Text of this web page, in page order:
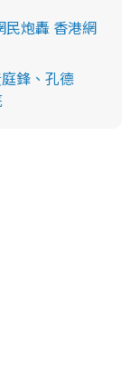
g
民炮轟 香港網
鋒、孔德